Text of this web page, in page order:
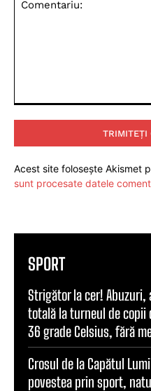
Acest site folosește Akismet
sunt procesate datele
SPORT
Strigător la cer!
totală la turneul de copii
36 grade Celsius, fără
Crosul de la Capătul
povestea prin sport,